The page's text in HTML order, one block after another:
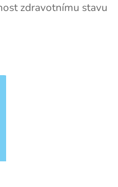
zdravotnímu stavu